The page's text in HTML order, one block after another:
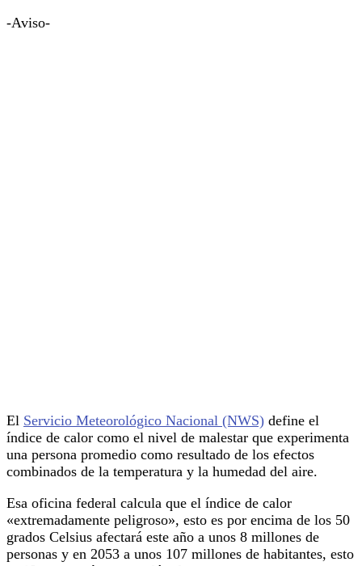
-Aviso-
El Servicio Meteorológico Nacional (NWS) define el
índice de calor como el nivel de malestar que experimenta
una persona promedio como resultado de los efectos
combinados de la temperatura y la humedad del aire.
Esa oficina federal calcula que el índice de calor
«extremadamente peligroso», esto es por encima de los 50
grados Celsius afectará este año a unos 8 millones de
personas y en 2053 a unos 107 millones de habitantes, esto